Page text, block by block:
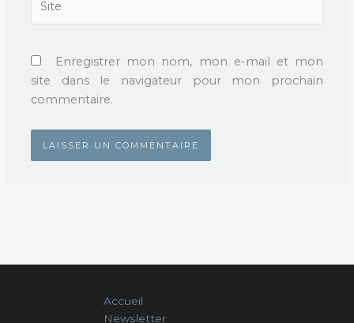
Enregistrer mon nom, mon e-mail et mon
site dans le navigateur pour mon prochain
commentaire.
Accueil
Newsletter